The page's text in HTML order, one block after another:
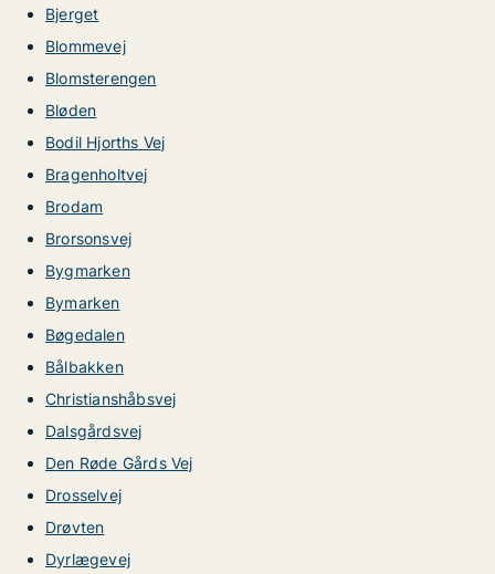
Bjerget
Blommevej
Blomsterengen
Bløden
Bodil Hjorths Vej
Bragenholtvej
Brodam
Brorsonsvej
Bygmarken
Bymarken
Bøgedalen
Bålbakken
Christianshåbsvej
Dalsgårdsvej
Den Røde Gårds Vej
Drosselvej
Drøvten
Dyrlægevej